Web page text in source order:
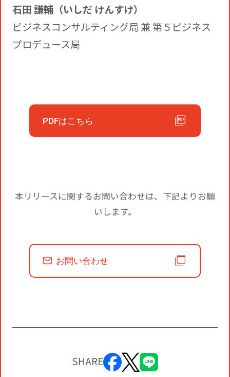
石田 謙輔（いしだ けんすけ）
ビジネスコンサルティング局 兼 第５ビジネス
プロデュース局
PDFはこちら
本リリースに関するお問い合わせは、下記よりお願
いします。
お問い合わせ
SHARE